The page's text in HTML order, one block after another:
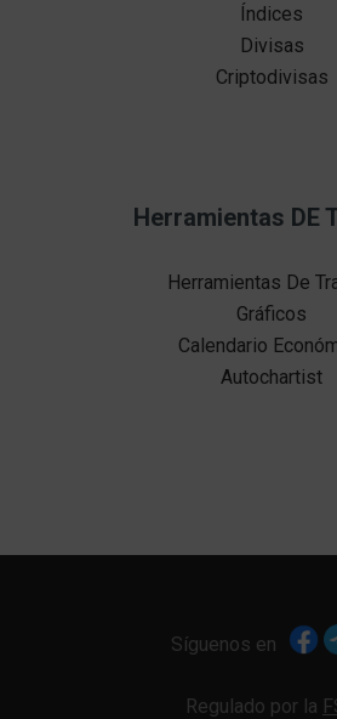
Índices
Divisas
Criptodivisas
Herramientas DE
Herramientas De
Gráficos
Calendario
Autochartist
Síguenos en
Regulado por la